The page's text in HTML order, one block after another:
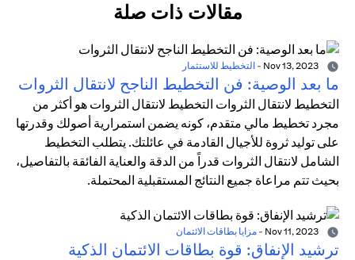
مقالات ذات صلة
- التخطيط للاستثمار
ما بعد الوصية: فن التخطيط الناجح لانتقال الثروات
التخطيط لانتقال الثروات التخطيط لانتقال الثروات هو أكثر من
مجرد تخطيط مالي متقدم، كونه يضمن استمرارية أصولك وقدرتها
على توليد ثروة للأجيال القادمة في عائلتك. يتطلب التخطيط
الشامل لانتقال الثروات قدراً من الدقة والعناية الفائقة بالتفاصيل،
بحيث تتم مراعاة جميع النتائج المستقبلية المحتملة.
- مزايا بطاقات الائتمان
ترشيد الإنفاق: قوة بطاقات الائتمان الذكية